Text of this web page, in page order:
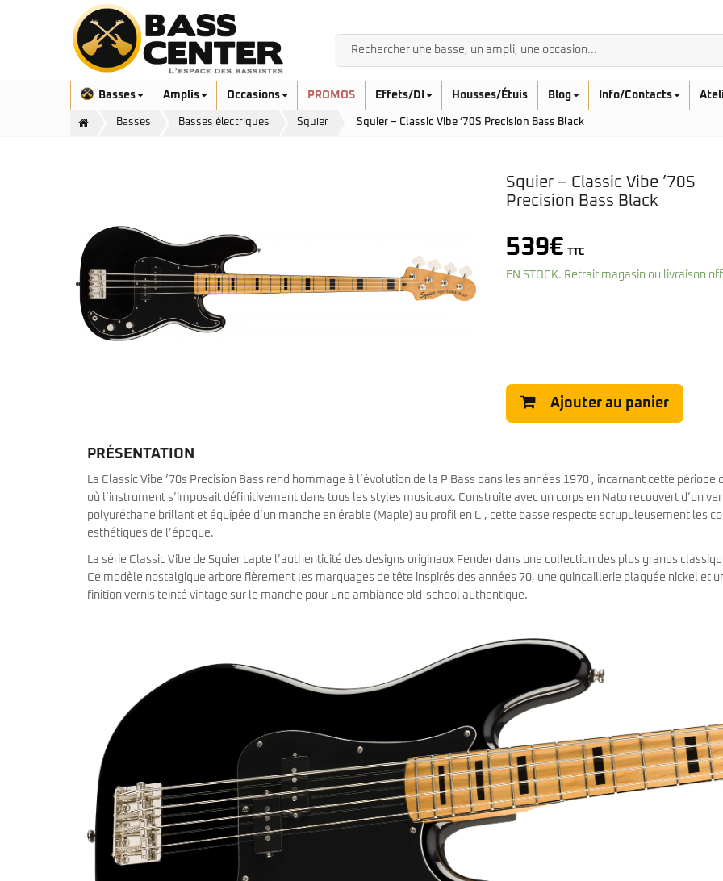
Basses
Aquilina Exclusivité
Ashdown
Bacchus
Cort
Danelectro
Duvoisin
Artist Series
Vintera II
Player II
Made in Japan
Standard
Nouveau
Godin
Guild
Höfner
Ibanez
Serie M2
Serie P5
Serie P7
Serie V5
Serie V7
Serie Z3
Music Man
Prodipe
Rickenbacker
Sadowsky
Sandberg
Classic Vibe Precision
Classic Vibe Jaguar
Classic Vibe Mustang
Sterling by Music Man
Série Stingray Short Scale
Serie Stingray Ray2 Intro Series
Serie Stingray Ray34/35
Warwick / Rockbass
Serie TRB
Serie TRBX
Furch
Fender
Kala
Ortega
Amplis Occasions PROMOS Effets/DI Housses/Étuis Blog Info/Contacts
Basses Basses électriques Squier Squier – Classic Vibe ’70S Precision Bass Black
Squier – Classic Vibe ’70S
Precision Bass Black
539€ TTC
EN STOCK. Retrait magasin ou livraison
Ajouter au panier
PRÉSENTATION
La Classic Vibe ’70s Precision Bass rend hommage à l’évolution de la P Bass dans les années 1970 , incarnant cette période
où l’instrument s’imposait définitivement dans tous les styles musicaux. Construite avec un corps en Nato recouvert d’un
polyuréthane brillant et équipée d’un manche en érable (Maple) au profil en C , cette basse respecte scrupuleusement les
esthétiques de l’époque.
La série Classic Vibe de Squier capte l’authenticité des designs originaux Fender dans une collection des plus grands
Ce modèle nostalgique arbore fièrement les marquages de tête inspirés des années 70, une quincaillerie plaquée nickel et
finition vernis teinté vintage sur le manche pour une ambiance old-school authentique.